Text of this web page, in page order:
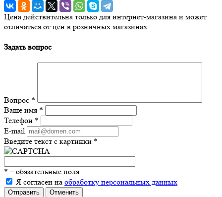
Цена действительна только для интернет-магазина и может
отличаться от цен в розничных магазинах
Задать вопрос
Вопрос *
Ваше имя *
Телефон *
E-mail
Введите текст с картинки *
* – обязательные поля
Я согласен на обработку персональных данных
Отправить Отменить